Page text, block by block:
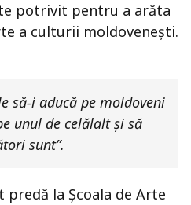
potrivit pentru a arăta
a culturii moldovenești.
să-i aducă pe moldoveni
unul de celălalt și să
sunt”.
predă la Școala de Arte